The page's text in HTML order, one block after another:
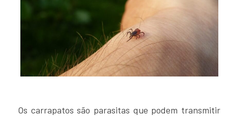
Os carrapatos são parasitas que podem transmitir